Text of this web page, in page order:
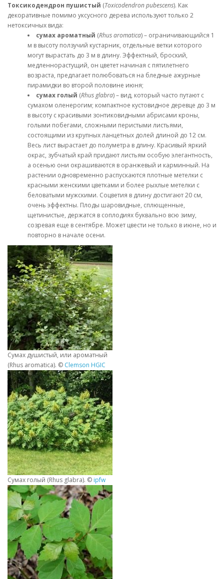
Токсикодендрон пушистый (Toxicodendron pubescens). Как
декоративные помимо уксусного дерева используют только 2
нетоксичных вида:
сумах ароматный (Rhus aromatica) – ограничивающийся 1
м в высоту ползучий кустарник, отдельные ветки которого
могут вырастать до 3 м в длину. Эффектный, броский,
медленнорастущий, он цветет начиная с пятилетнего
возраста, предлагает полюбоваться на бледные ажурные
пирамидки во второй половине июня;
сумах голый (Rhus glabra) – вид, который часто путают с
сумахом оленерогим; компактное кустовидное деревце до 3 м
в высоту с красивыми зонтиковидными абрисами кроны,
голыми побегами, сложными перистыми листьями,
состоящими из крупных ланцетных долей длиной до 12 см.
Весь лист вырастает до полуметра в длину. Красивый яркий
окрас, зубчатый край придают листьям особую элегантность,
а осенью они окрашиваются в оранжевый и карминный. На
растении одновременно распускаются плотные метелки с
красными женскими цветками и более рыхлые метелки с
беловатыми мужскими. Соцветия в длину достигают 20 см,
очень эффектны. Плоды шаровидные, сплющенные,
щетинистые, держатся в соплодиях буквально всю зиму,
созревая еще в сентябре. Может цвести не только в июне, но и
повторно в начале осени.
Сумах душистый, или ароматный
(Rhus aromatica). © Clemson HGIC
Сумах голый (Rhus glabra). © ipfw